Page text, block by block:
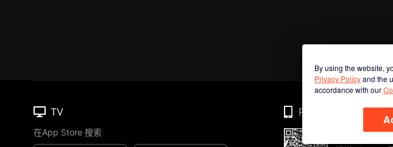
By using the website,
Privacy Policyand the
accordance with our
TV
在App Store 搜索
Phone